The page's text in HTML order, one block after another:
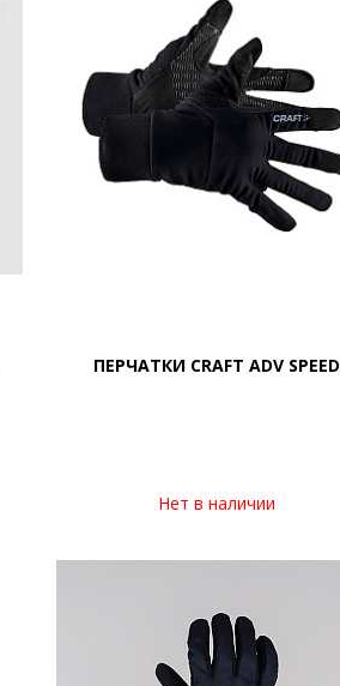
ПЕРЧАТКИ CRAFT ADV SPEED
Нет в наличии